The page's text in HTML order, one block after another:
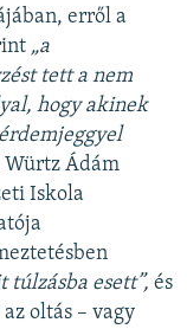
erről a
„a
tett a nem
hogy akinek
Würtz Ádám
Iskola
túlzásba esett”, és
oltás – vagy